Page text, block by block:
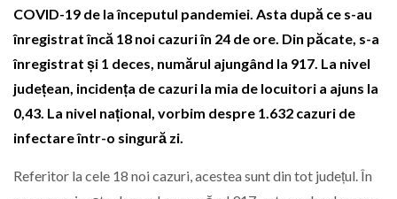
COVID-19 de la începutul pandemiei. Asta după ce s-au
înregistrat încă 18 noi cazuri în 24 de ore. Din păcate, s-a
înregistrat și 1 deces, numărul ajungând la 917. La nivel
județean, incidența de cazuri la mia de locuitori a ajuns la
0,43. La nivel național, vorbim despre 1.632 cazuri de
infectare într-o singură zi.
Referitor la cele 18 noi cazuri, acestea sunt din tot județul. În